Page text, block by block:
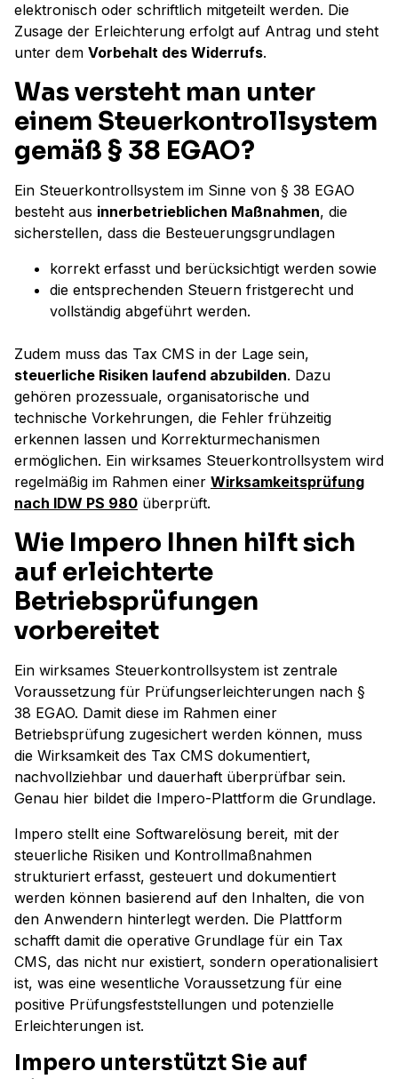
elektronisch oder schriftlich mitgeteilt werden. Die
Zusage der Erleichterung erfolgt auf Antrag und steht
unter dem Vorbehalt des Widerrufs.
Was versteht man unter
einem Steuerkontrollsystem
gemäß § 38 EGAO?
Ein Steuerkontrollsystem im Sinne von § 38 EGAO
besteht aus innerbetrieblichen Maßnahmen, die
sicherstellen, dass die Besteuerungsgrundlagen
korrekt erfasst und berücksichtigt werden sowie
die entsprechenden Steuern fristgerecht und
vollständig abgeführt werden.
Zudem muss das Tax CMS in der Lage sein,
steuerliche Risiken laufend abzubilden. Dazu
gehören prozessuale, organisatorische und
technische Vorkehrungen, die Fehler frühzeitig
erkennen lassen und Korrekturmechanismen
ermöglichen. Ein wirksames Steuerkontrollsystem wird
regelmäßig im Rahmen einer Wirksamkeitsprüfung
nach IDW PS 980 überprüft.
Wie Impero Ihnen hilft sich
auf erleichterte
Betriebsprüfungen
vorbereitet
Ein wirksames Steuerkontrollsystem ist zentrale
Voraussetzung für Prüfungserleichterungen nach §
38 EGAO. Damit diese im Rahmen einer
Betriebsprüfung zugesichert werden können, muss
die Wirksamkeit des Tax CMS dokumentiert,
nachvollziehbar und dauerhaft überprüfbar sein.
Genau hier bildet die Impero-Plattform die Grundlage.
Impero stellt eine Softwarelösung bereit, mit der
steuerliche Risiken und Kontrollmaßnahmen
strukturiert erfasst, gesteuert und dokumentiert
werden können basierend auf den Inhalten, die von
den Anwendern hinterlegt werden. Die Plattform
schafft damit die operative Grundlage für ein Tax
CMS, das nicht nur existiert, sondern operationalisiert
ist, was eine wesentliche Voraussetzung für eine
positive Prüfungsfeststellungen und potenzielle
Erleichterungen ist.
Impero unterstützt Sie auf